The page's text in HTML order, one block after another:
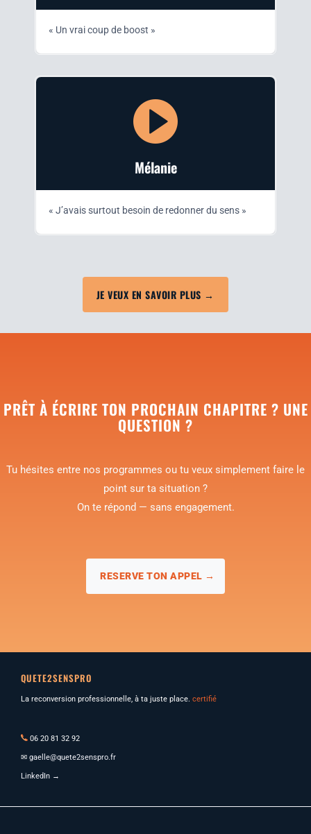
« Un vrai coup de boost »
Méla­nie
« J’avais sur­tout besoin de redon­ner du sens »
JE VEUX EN SAVOIR PLUS →
PRÊT À ÉCRIRE TON PROCHAIN CHAPITRE ? UNE
QUESTION ?
Tu hésites entre nos pro­grammes ou tu veux sim­ple­ment faire le
point sur ta situa­tion ?
On te répond — sans engagement.
RESERVE TON APPEL →
QUETE2SENSPRO
La reconversion professionnelle, à ta juste place. certifié
06 20 81 32 92
✉ gaelle@quete2senspro.fr
LinkedIn →